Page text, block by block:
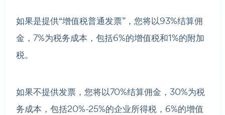
如果是提供“增值税普通发票”，您将以93%结算佣
金，7%为税务成本，包括6%的增值税和1%的附加
税。
如果不提供发票，您将以70%结算佣金，30%为税
务成本，包括20%-25%的企业所得税，6%的增值